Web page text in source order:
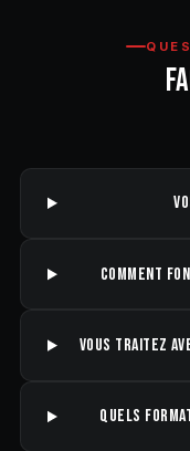
COMMENT
VOUS TRAITEZ
QUELS